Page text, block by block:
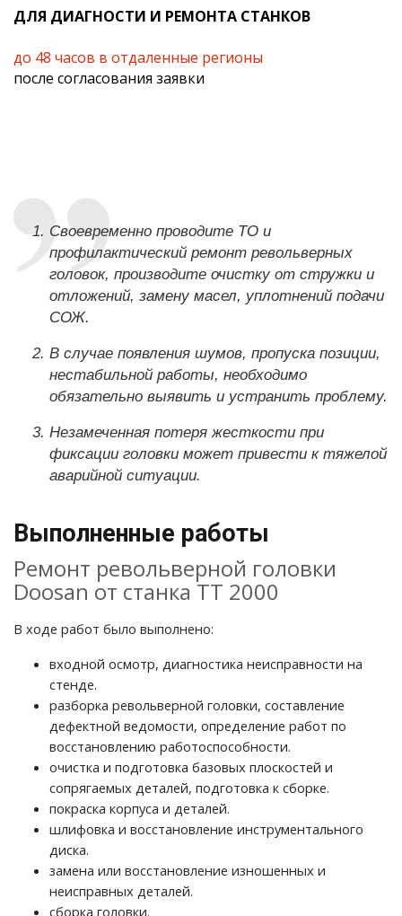
ДЛЯ ДИАГНОСТИ И РЕМОНТА СТАНКОВ
до 48 часов в отдаленные регионы
после согласования заявки
Своевременно проводите ТО и
профилактический ремонт револьверных
головок, производите очистку от стружки и
отложений, замену масел, уплотнений подачи
СОЖ.
В случае появления шумов, пропуска позиции,
нестабильной работы, необходимо
обязательно выявить и устранить проблему.
Незамеченная потеря жесткости при
фиксации головки может привести к тяжелой
аварийной ситуации.
Выполненные работы
Ремонт револьверной головки
Doosan от станка TT 2000
В ходе работ было выполнено:
входной осмотр, диагностика неисправности на
стенде.
разборка револьверной головки, составление
дефектной ведомости, определение работ по
восстановлению работоспособности.
очистка и подготовка базовых плоскостей и
сопрягаемых деталей, подготовка к сборке.
покраска корпуса и деталей.
шлифовка и восстановление инструментального
диска.
замена или восстановление изношенных и
неисправных деталей.
сборка головки.